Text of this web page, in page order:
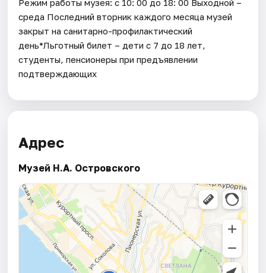
Режим работы музея: с 10: 00 до 18: 00 Выходной –
среда Последний вторник каждого месяца музей
закрыт на санитарно-профилактический
день*Льготный билет – дети с 7 до 18 лет,
студенты, пенсионеры при предъявлении
подтверждающих
Адрес
Музей Н.А. Островского